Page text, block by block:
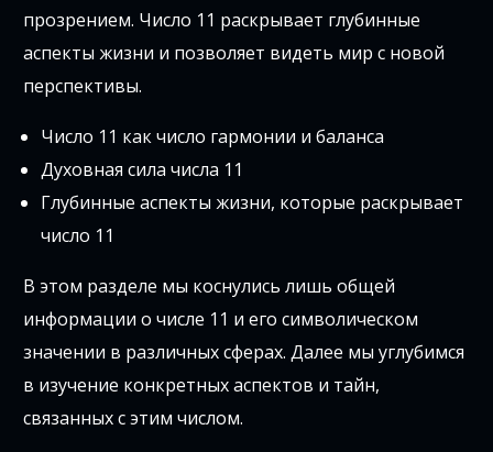
прозрением. Число 11 раскрывает глубинные
аспекты жизни и позволяет видеть мир с новой
перспективы.
Число 11 как число гармонии и баланса
Духовная сила числа 11
Глубинные аспекты жизни, которые раскрывает
число 11
В этом разделе мы коснулись лишь общей
информации о числе 11 и его символическом
значении в различных сферах. Далее мы углубимся
в изучение конкретных аспектов и тайн,
связанных с этим числом.